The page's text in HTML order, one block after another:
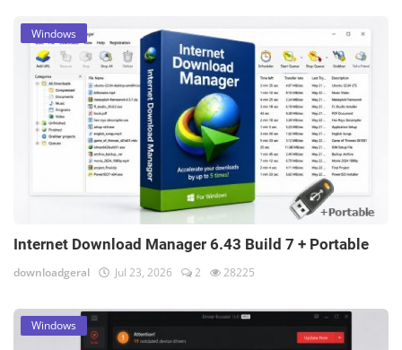
Windows
Internet Download Manager 6.43 Build 7 + Portable
downloadgeral Jul 23, 2026 2 28225
Windows